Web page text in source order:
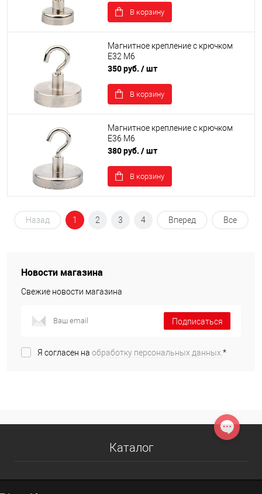
В корзину
Магнитное крепление с крючком
Е32 М6
350 руб. / шт
В корзину
Магнитное крепление с крючком
Е36 М6
380 руб. / шт
В корзину
Назад 1 2 3 4 Вперед Все
Новости магазина
Свежие новости магазина
Подписаться
Я согласен на обработку персональных данных.*
Каталог